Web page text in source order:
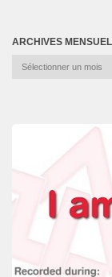
ARCHIVES
Archives